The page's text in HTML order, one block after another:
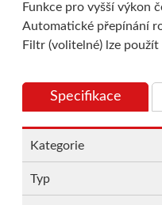
Funkce pro vyšší výkon
Automatické přepínání
Filtr (volitelné) lze
Specifikace
Kategorie
Typ